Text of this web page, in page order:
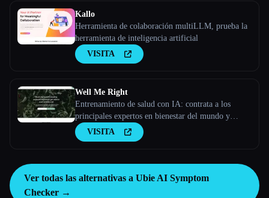
Kallo
Herramienta de colaboración multiLLM, prueba la
herramienta de inteligencia artificial
VISITA
Well Me Right
Entrenamiento de salud con IA: contrata a los
principales expertos en bienestar del mundo y
recibe consejos a través de una videollamada
VISITA
Ver todas las alternativas a Ubie AI Symptom
Checker →